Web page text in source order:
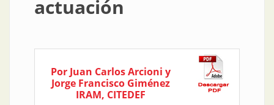
actuación
Por Juan Carlos Arcioni y
Jorge Francisco Giménez
IRAM, CITEDEF